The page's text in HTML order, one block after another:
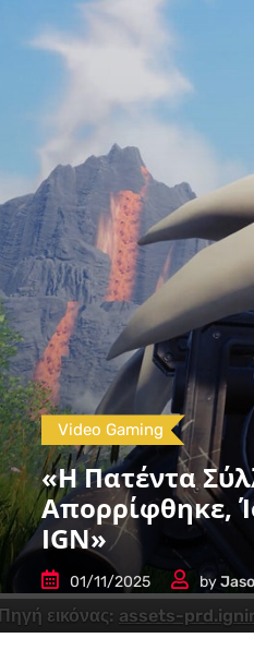
Πηγή εικόνας: assets-
Video Gaming
«Η Πατέντα
Απορρίφθηκε,
IGN»
01/11/2025 by